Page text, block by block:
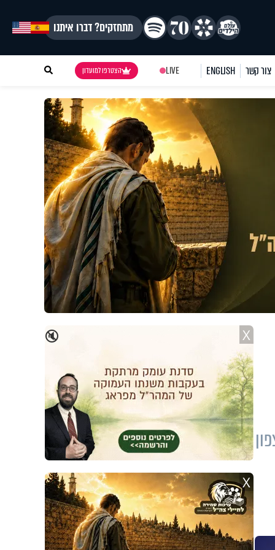
מתחזקים? דברו איתנו
צור קשר ENGLISH
LIVE הצטרפו למועדון
🔇 X
X